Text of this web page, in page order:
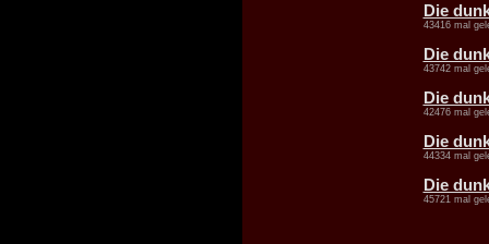
Die
43416 mal
Die
43742 mal
Die
42476 mal
Die
44334 mal
Die
45721 mal